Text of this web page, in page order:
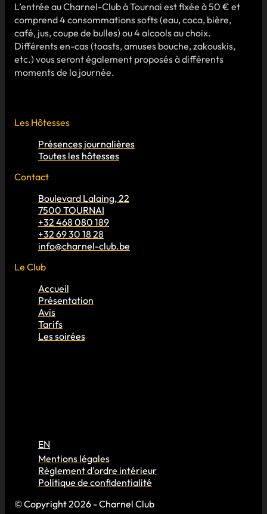
L’entrée au Charnel-Club à Tournai est fixée à 50 € et
comprend 4 consommations softs (eau, coca, bière,
café, jus, coupe de bulles) ou 4 alcools au choix.
Différents en-cas (toasts, amuses bouche, zakouskis,
etc.) vous seront également proposés à différents
moments de la journée.
Les Hôtesses
Présences journalières
Toutes les hôtesses
Contact
Boulevard Lalaing, 22
7500 TOURNAI
+32 468 080 189
+32 69 30 18 28
info@charnel-club.be
Le Club
Accueil
Présentation
Avis
Tarifs
Les soirées
EN
Mentions légales
Règlement d'ordre intérieur
Politique de confidentialité
© Copyright 2026 - Charnel Club